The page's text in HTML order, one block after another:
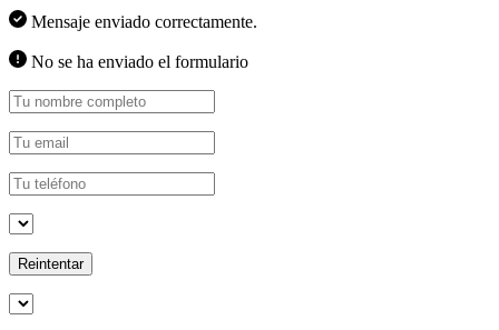
Mensaje enviado correctamente.
No se ha enviado el formulario
Reintentar